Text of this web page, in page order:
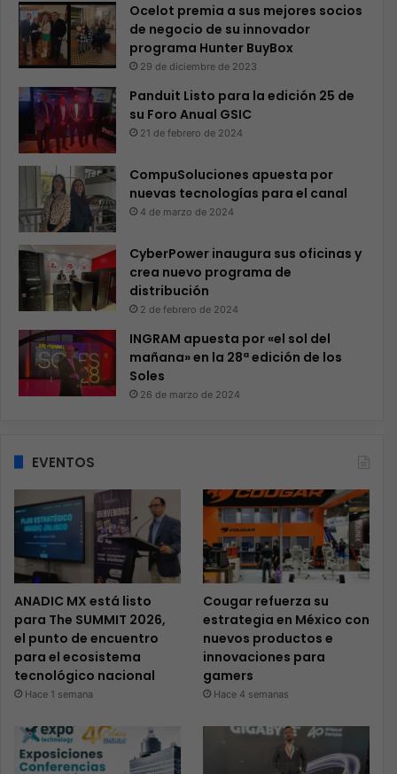
Ocelot premia a sus mejores socios
de negocio de su innovador
programa Hunter BuyBox
29 de diciembre de 2023
Panduit Listo para la edición 25 de
su Foro Anual GSIC
21 de febrero de 2024
CompuSoluciones apuesta por
nuevas tecnologías para el canal
4 de marzo de 2024
CyberPower inaugura sus oficinas y
crea nuevo programa de
distribución
2 de febrero de 2024
INGRAM apuesta por «el sol del
mañana» en la 28ª edición de los
Soles
26 de marzo de 2024
EVENTOS
ANADIC MX está listo
para The SUMMIT 2026,
el punto de encuentro
para el ecosistema
tecnológico nacional
Hace 1 semana
Cougar refuerza su
estrategia en México con
nuevos productos e
innovaciones para
gamers
Hace 4 semanas